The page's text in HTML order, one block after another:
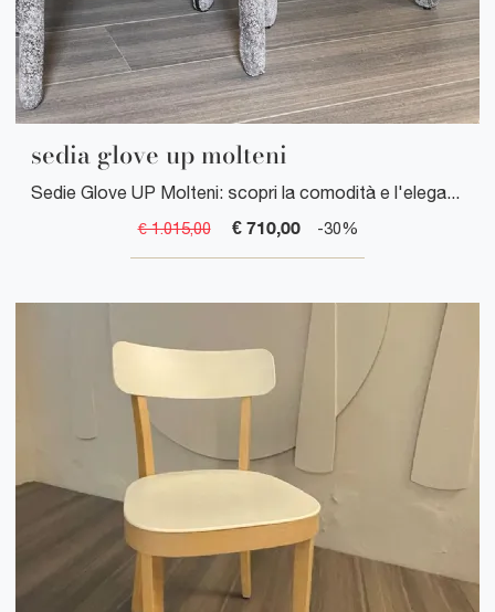
sedia glove up molteni
Sedie Glove UP Molteni: scopri la comodità e l'eleganza di queste sedute per arredare la tua casa. Spedizione gratuita.
€ 1.015,00 € 710,00 -30%